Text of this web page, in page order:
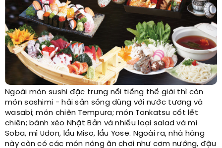
Ngoài món sushi đặc trưng nổi tiếng thế giới thì còn
món sashimi - hải sản sống dùng với nước tương và
wasabi; món chiên Tempura; món Tonkatsu cốt lết
chiên; bánh xèo Nhật Bản và nhiều loại salad và mì
Soba, mì Udon, lẩu Miso, lẩu Yose. Ngoài ra, nhà hàng
này còn có các món nóng ăn chơi như cơm nướng, đậu